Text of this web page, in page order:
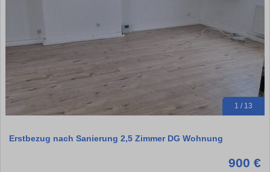
1 / 13
Erstbezug nach Sanierung 2,5 Zimmer DG Wohnung
900 €